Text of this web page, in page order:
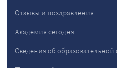
Отзывы и поздравления
Академия сегодня
Сведения об